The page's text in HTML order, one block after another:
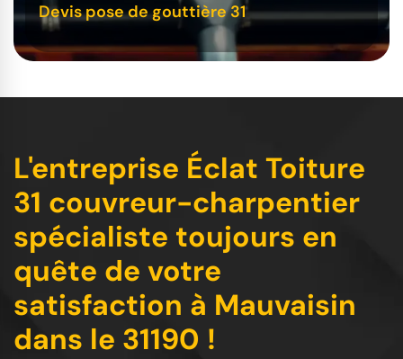
Devis pose de gouttière 31
L'entreprise Éclat Toiture
31 couvreur-charpentier
spécialiste toujours en
quête de votre
satisfaction à Mauvaisin
dans le 31190 !